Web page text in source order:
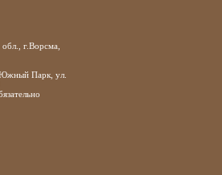
г.Ворсма,
Парк, ул.